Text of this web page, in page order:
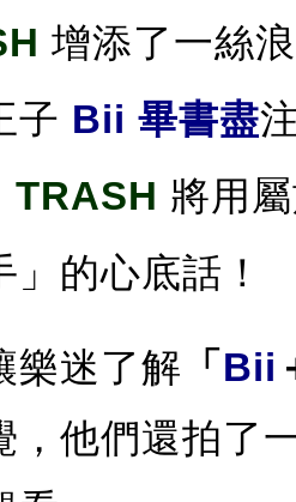
增添了一絲
子 Bii 畢書盡
TRASH 將用
」的心底話！
樂迷了解 「 Bii
，他們還拍了